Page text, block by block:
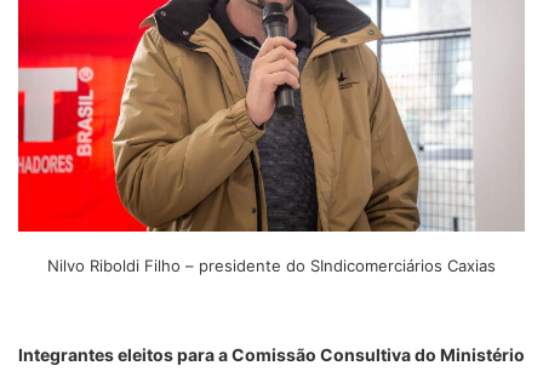
Nilvo Riboldi Filho – presidente do SIndicomerciários Caxias
Integrantes eleitos para a Comissão Consultiva do Ministério